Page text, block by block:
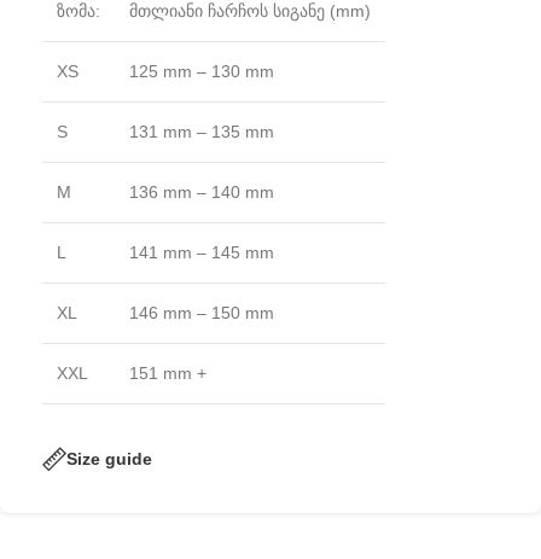
ზომა: მთლიანი ჩარჩოს სიგანე (mm)
XS 125 mm – 130 mm
S 131 mm – 135 mm
M 136 mm – 140 mm
L 141 mm – 145 mm
XL 146 mm – 150 mm
XXL 151 mm +
Size guide